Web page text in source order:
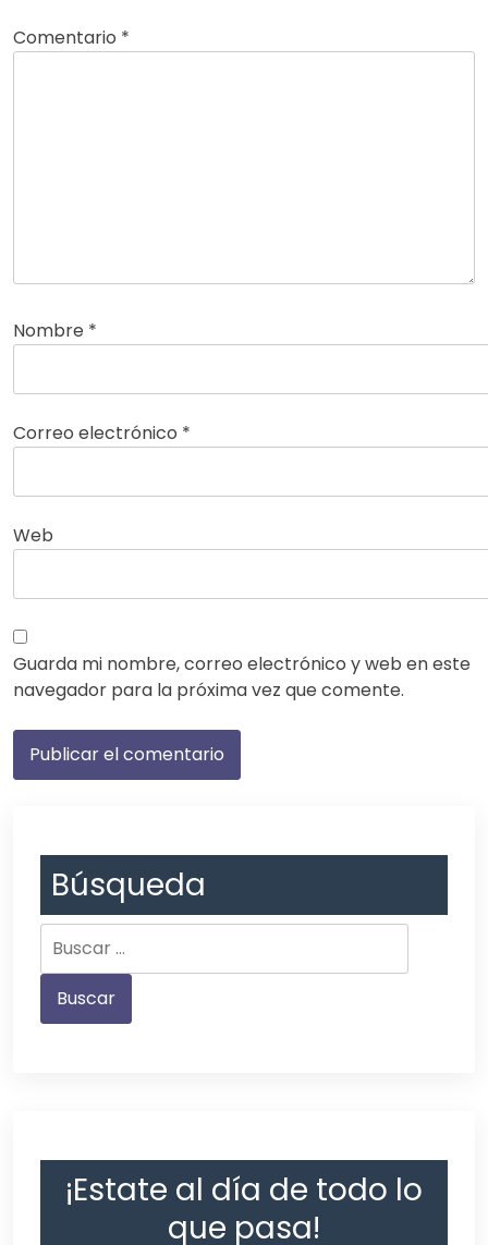
Comentario *
Nombre *
Correo electrónico *
Web
Guarda mi nombre, correo electrónico y web en este
navegador para la próxima vez que comente.
Búsqueda
¡Estate al día de todo lo
que pasa!